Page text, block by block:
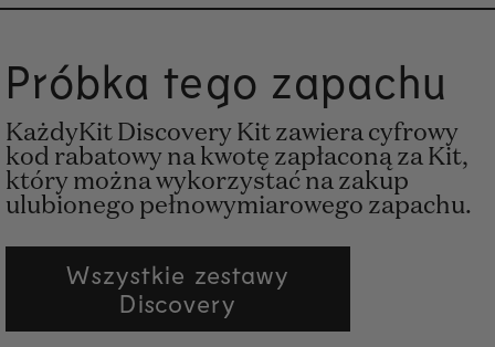
Próbka tego zapachu
KażdyKit Discovery Kit zawiera cyfrowy
kod rabatowy na kwotę zapłaconą za Kit,
który można wykorzystać na zakup
ulubionego pełnowymiarowego zapachu.
Wszystkie zestawy
Discovery